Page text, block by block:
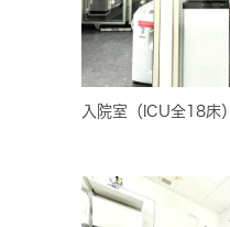
入院室（ICU全18床）